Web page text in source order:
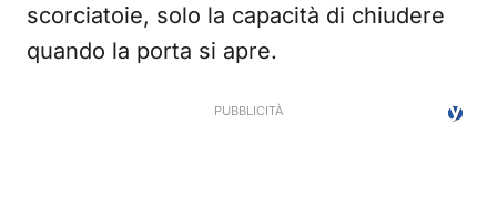
scorciatoie, solo la capacità di chiudere
quando la porta si apre.